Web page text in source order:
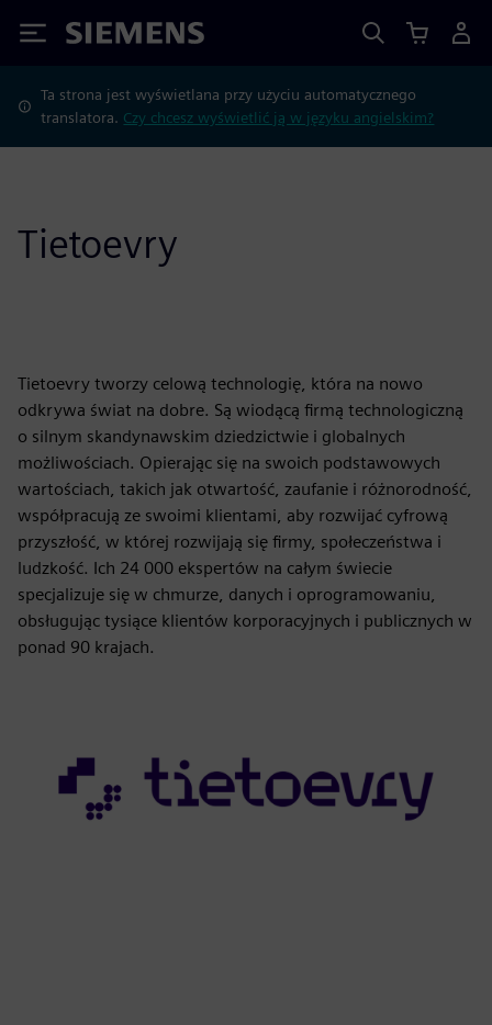
Siemens
Ta strona jest wyświetlana przy użyciu automatycznego
translatora. Czy chcesz wyświetlić ją w języku angielskim?
Tietoevry
Tietoevry tworzy celową technologię, która na nowo
odkrywa świat na dobre. Są wiodącą firmą technologiczną
o silnym skandynawskim dziedzictwie i globalnych
możliwościach. Opierając się na swoich podstawowych
wartościach, takich jak otwartość, zaufanie i różnorodność,
współpracują ze swoimi klientami, aby rozwijać cyfrową
przyszłość, w której rozwijają się firmy, społeczeństwa i
ludzkość. Ich 24 000 ekspertów na całym świecie
specjalizuje się w chmurze, danych i oprogramowaniu,
obsługując tysiące klientów korporacyjnych i publicznych w
ponad 90 krajach.